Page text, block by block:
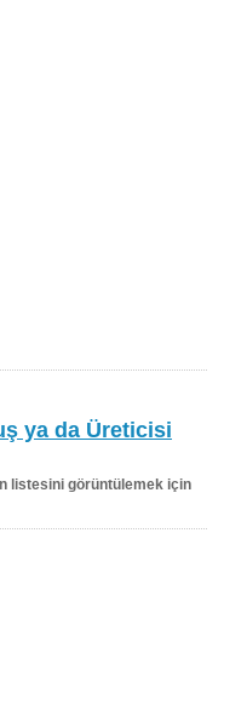
ya da Üreticisi
listesini görüntülemek için